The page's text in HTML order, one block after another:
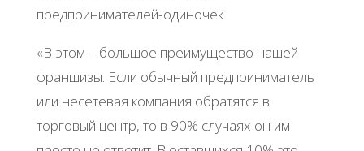
предпринимателей-одиночек.
«В этом – большое преимущество нашей
франшизы. Если обычный предприниматель
или несетевая компания обратятся в
торговый центр, то в 90% случаях он им